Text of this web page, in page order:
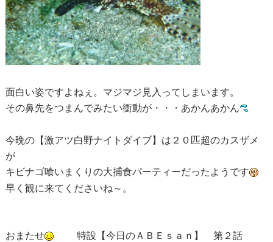
面白い姿ですよねぇ。マジマジ見入ってしまいます。
その鼻先をつまんでみたい衝動が・・・あかんあかん
今晩の【激アツ白野ナイトダイブ】は２０匹超のカスザメ
が
キビナゴ喰いまくりの大捕食パーティーだったようです
早く観に来てくださいね～。
おまたせ 特設【今日のＡＢＥｓａｎ】 第２話